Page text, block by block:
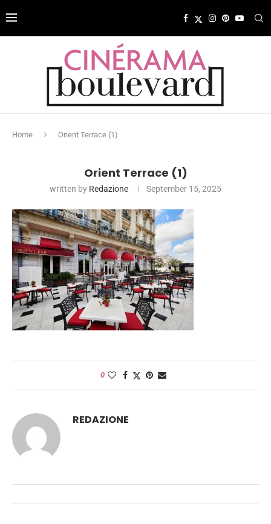
Home Orient Terrace (1)
Orient Terrace (1)
written by Redazione September 15, 2025
0
REDAZIONE